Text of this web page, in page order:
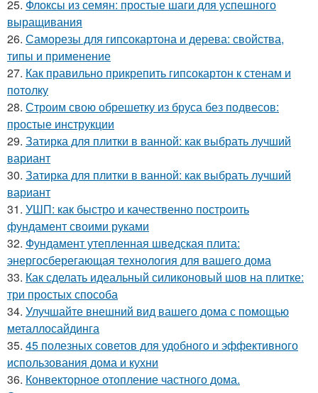
25. Флоксы из семян: простые шаги для успешного
выращивания
26. Саморезы для гипсокартона и дерева: свойства,
типы и применение
27. Как правильно прикрепить гипсокартон к стенам и
потолку
28. Строим свою обрешетку из бруса без подвесов:
простые инструкции
29. Затирка для плитки в ванной: как выбрать лучший
вариант
30. Затирка для плитки в ванной: как выбрать лучший
вариант
31. УШП: как быстро и качественно построить
фундамент своими руками
32. Фундамент утепленная шведская плита:
энергосберегающая технология для вашего дома
33. Как сделать идеальный силиконовый шов на плитке:
три простых способа
34. Улучшайте внешний вид вашего дома с помощью
металлосайдинга
35. 45 полезных советов для удобного и эффективного
использования дома и кухни
36. Конвекторное отопление частного дома.